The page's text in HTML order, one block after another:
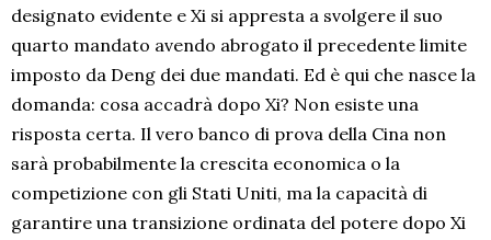
designato evidente e Xi si appresta a svolgere il suo
quarto mandato avendo abrogato il precedente limite
imposto da Deng dei due mandati. Ed è qui che nasce la
domanda: cosa accadrà dopo Xi? Non esiste una
risposta certa. Il vero banco di prova della Cina non
sarà probabilmente la crescita economica o la
competizione con gli Stati Uniti, ma la capacità di
garantire una transizione ordinata del potere dopo Xi